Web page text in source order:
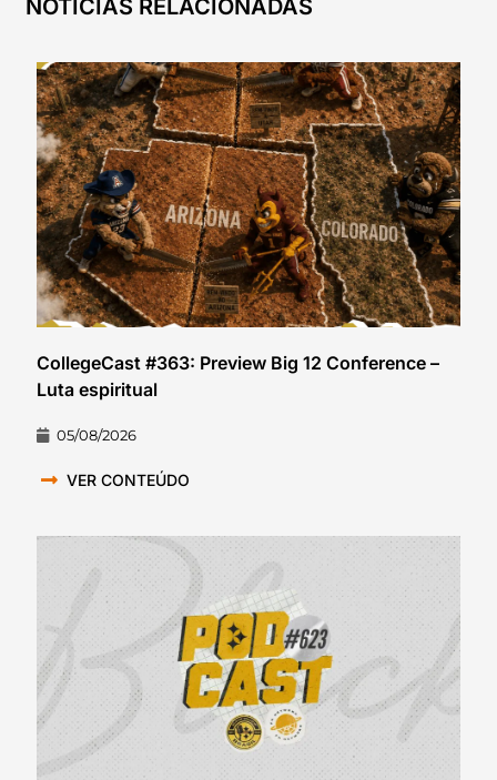
NOTÍCIAS RELACIONADAS
CollegeCast #363: Preview Big 12 Conference –
Luta espiritual
05/08/2026
VER CONTEÚDO